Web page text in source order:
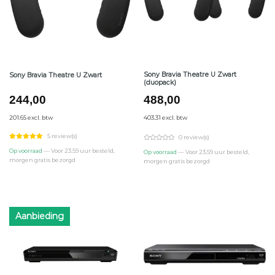
Sony Bravia Theatre U Zwart
244,00
201.65 excl. btw
5 review(s)
Op voorraad — Voor 23.59 uur besteld,
morgen gratis bezorgd
Sony Bravia Theatre U Zwart
(duopack)
488,00
403.31 excl. btw
0 review(s)
Op voorraad — Voor 23.59 uur besteld,
morgen gratis bezorgd
Aanbieding